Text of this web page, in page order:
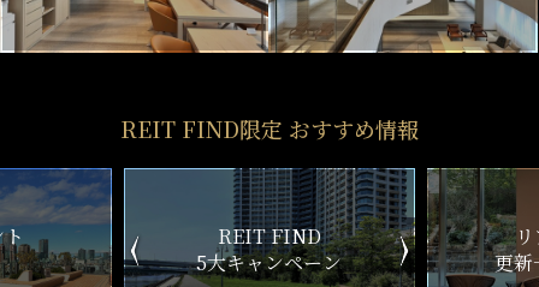
REIT FIND限定 おすすめ情報
ン
リアルタイム
更新一覧チェック
新